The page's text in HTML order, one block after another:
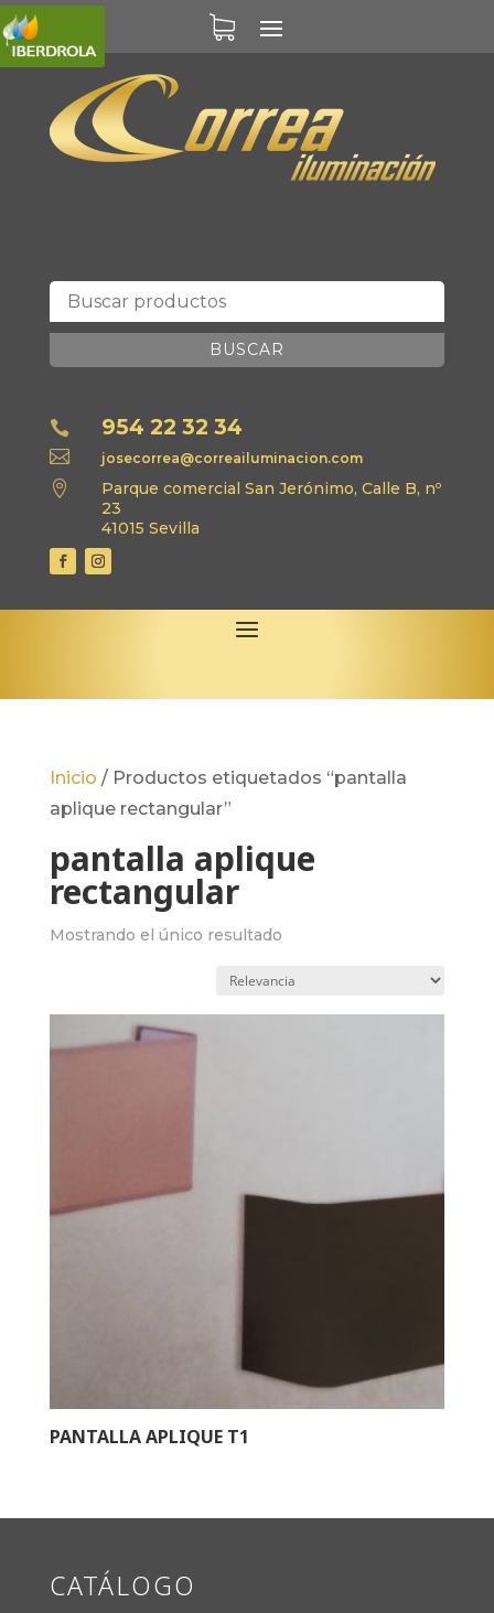
BUSCAR
 954 22 32 34
 josecorrea@correailuminacion.com

Parque comercial San Jerónimo, Calle B, nº
23
41015 Sevilla
Inicio / Productos etiquetados “pantalla
aplique rectangular”
pantalla aplique
rectangular
Mostrando el único resultado
PANTALLA APLIQUE T1
CATÁLOGO